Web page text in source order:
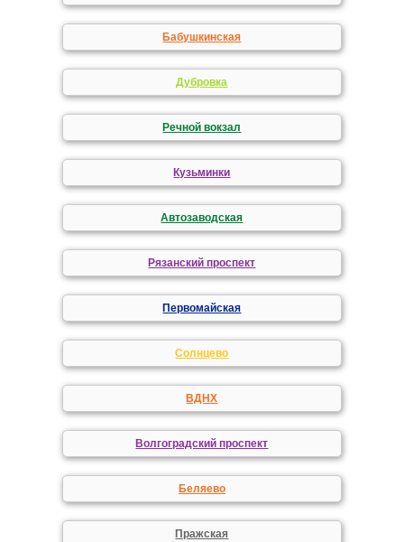
Бабушкинская
Дубровка
Речной вокзал
Кузьминки
Автозаводская
Рязанский проспект
Первомайская
Солнцево
ВДНХ
Волгоградский проспект
Беляево
Пражская